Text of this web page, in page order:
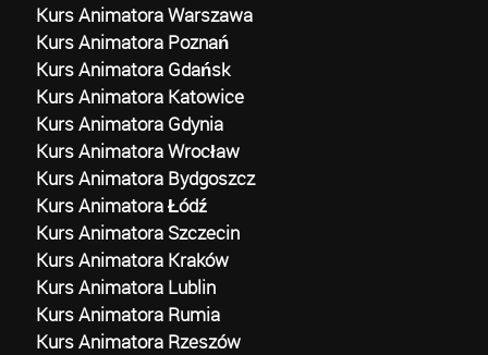
Kurs Animatora Warszawa
Kurs Animatora Poznań
Kurs Animatora Gdańsk
Kurs Animatora Katowice
Kurs Animatora Gdynia
Kurs Animatora Wrocław
Kurs Animatora Bydgoszcz
Kurs Animatora Łódź
Kurs Animatora Szczecin
Kurs Animatora Kraków
Kurs Animatora Lublin
Kurs Animatora Rumia
Kurs Animatora Rzeszów